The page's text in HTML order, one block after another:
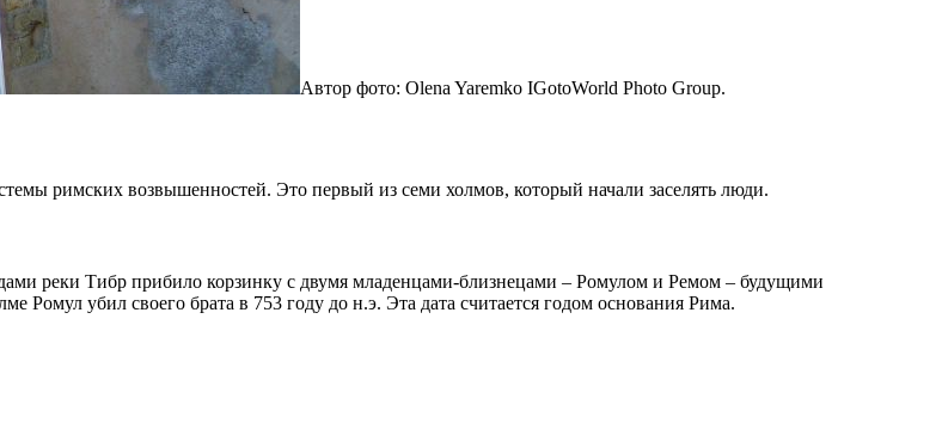
Автор фото: Olena Yaremko IGotoWorld Photo Group.
римских возвышенностей. Это первый из семи холмов, который начали заселять люди.
реки Тибр прибило корзинку с двумя младенцами-близнецами – Ромулом и Ремом – будущими
убил своего брата в 753 году до н.э. Эта дата считается годом основания Рима.